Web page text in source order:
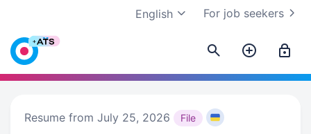
For job seekers
English
Resume from July 25, 2026 File